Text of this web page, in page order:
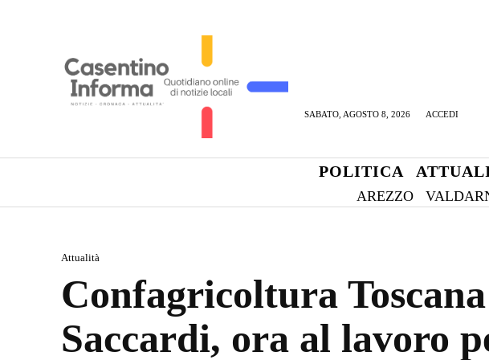
SABATO, AGOSTO 8, 2026 ACCEDI
POLITICA
AREZZO
Attualità
Confagricoltura
Saccardi, ora al lavoro